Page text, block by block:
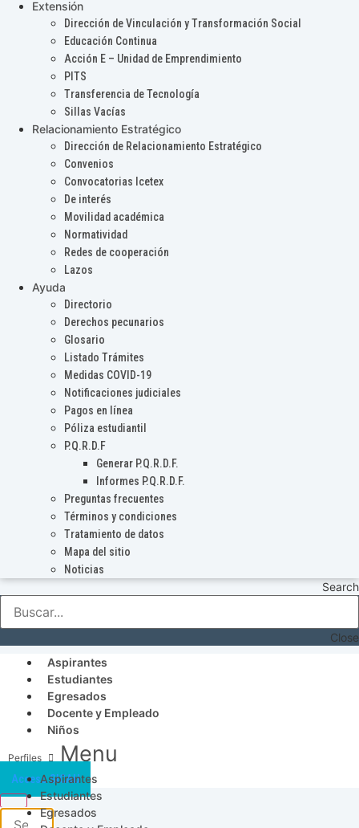
Extensión
Dirección de Vinculación y Transformación Social
Educación Continua
Acción E – Unidad de Emprendimiento
PITS
Transferencia de Tecnología
Sillas Vacías
Relacionamiento Estratégico
Dirección de Relacionamiento Estratégico
Convenios
Convocatorias Icetex
De interés
Movilidad académica
Normatividad
Redes de cooperación
Lazos
Ayuda
Directorio
Derechos pecunarios
Glosario
Listado Trámites
Medidas COVID-19
Notificaciones judiciales
Pagos en línea
Póliza estudiantil
P.Q.R.D.F
Generar P.Q.R.D.F.
Informes P.Q.R.D.F.
Preguntas frecuentes
Términos y condiciones
Tratamiento de datos
Mapa del sitio
Noticias
Search
Close
Aspirantes
Estudiantes
Egresados
Docente y Empleado
Niños
Menu
Aspirantes
Estudiantes
Egresados
Acceso SICAU